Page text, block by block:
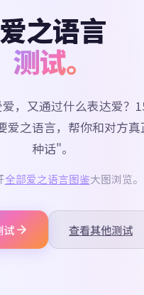
爱之语言
测试。
，又通过什么表达爱？
爱之语言，帮你和对方
种话"。
全部爱之语言图鉴大图浏览。
试 查看其他测试